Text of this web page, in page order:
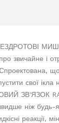
звичайне і
свої ікла
ЗВ'ЯЗОК
ніж будь-
реакції,